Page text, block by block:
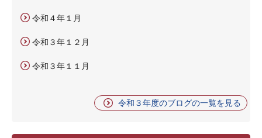
令和４年１月
令和３年１２月
令和３年１１月
令和３年度のブログの一覧を見る